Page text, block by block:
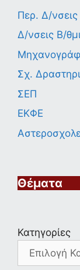
Περ. Δ/
Δ/νσεις Β/
Σχ.
ΣΕΠ
ΕΚΦΕ
Θέματα
Κατηγορίες